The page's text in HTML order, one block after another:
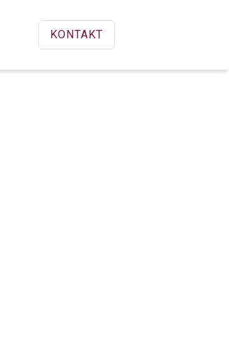
KONTAKT